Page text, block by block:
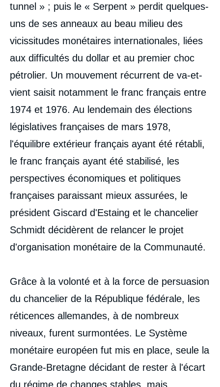
tunnel » ; puis le « Serpent » perdit quelques-
uns de ses anneaux au beau milieu des
vicissitudes monétaires internationales, liées
aux difficultés du dollar et au premier choc
pétrolier. Un mouvement récurrent de va-et-
vient saisit notamment le franc français entre
1974 et 1976. Au lendemain des élections
législatives françaises de mars 1978,
l'équilibre extérieur français ayant été rétabli,
le franc français ayant été stabilisé, les
perspectives économiques et politiques
françaises paraissant mieux assurées, le
président Giscard d'Estaing et le chancelier
Schmidt décidèrent de relancer le projet
d'organisation monétaire de la Communauté.
Grâce à la volonté et à la force de persuasion
du chancelier de la République fédérale, les
réticences allemandes, à de nombreux
niveaux, furent surmontées. Le Système
monétaire européen fut mis en place, seule la
Grande-Bretagne décidant de rester à l'écart
du régime de changes stables, mais